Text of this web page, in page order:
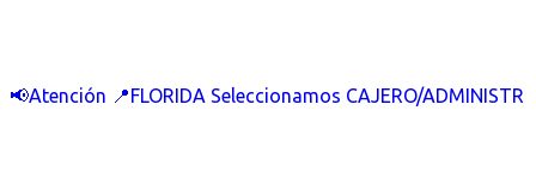
📢Atención 📍FLORIDA Seleccionamos CAJERO/ADMINISTR